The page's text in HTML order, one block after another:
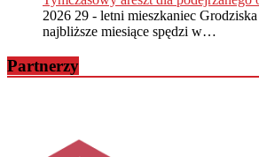
2026 29 - letni mieszkaniec
najbliższe miesiące spędzi w…
Partnerzy